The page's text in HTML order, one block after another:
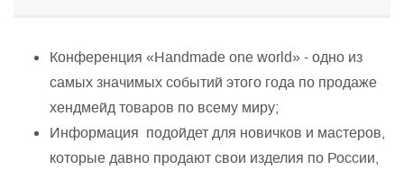
Конференция «Handmade one world» - одно из
самых значимых событий этого года по продаже
хендмейд товаров по всему миру;
Информация подойдет для новичков и мастеров,
которые давно продают свои изделия по России,